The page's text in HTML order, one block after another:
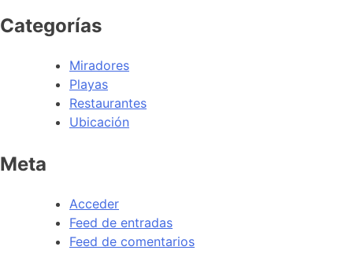
Categorías
Miradores
Playas
Restaurantes
Ubicación
Meta
Acceder
Feed de entradas
Feed de comentarios